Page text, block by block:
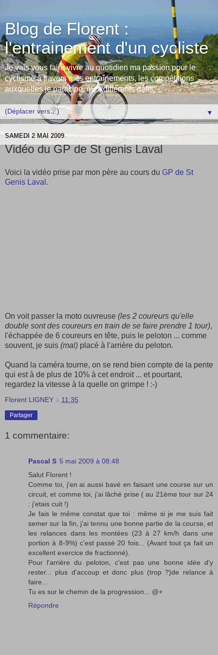
Blog de Florent :
l'entrainement d'un cycliste
Je vais vous faire vivre au quotidien ma passion pour le
cyclisme à travers mes entraînements, les compétitions
auxquelles je participe, mes différents défis, ...
▼
SAMEDI 2 MAI 2009
Vidéo du GP de St genis Laval
Voici la vidéo prise par mon père au cours du GP de St
Genis Laval .
On voit passer la moto ouvreuse (les 2 coureurs qu'elle
double sont des coureurs en train de se faire prendre 1 tour),
l'échappée de 6 coureurs en tête, puis le peloton ... comme
souvent, je suis (mal) placé à l'arrière du peloton.
Quand la caméra tourne, on se rend bien compte de la pente
qui est à de plus de 10% à cet endroit ... et pourtant,
regardez la vitesse à la quelle on grimpe ! :-)
Florent LIGNEY à 11:35
Partager
1 commentaire:
Pascal S 5 mai 2009 à 08:48
Salut Florent !
Comme toi, j'en ai aussi bavé en faisant une course sur un
circuit, et comme toi, j'ai lâché prise ( au 21ème tour sur 24
: j'etais cuit !)
Je fais le même constat que toi : même si je me suis fait
semer sur la fin, j'ai tennu une bonne partie de la course, et
les relances dans les montées (23 à 27 km/h dans une
portion à 8-9%) c'est passé 20 fois... (Avant tout ça fait un
excellent exercice de fractionné).
Pour l'arrière du peloton, c'est pas une bonne idée d'y
rester... plus d'accoup et donc plus (trop ?)de relance à
faire...
Tu es sur le chemin de la progression... @+
Répondre